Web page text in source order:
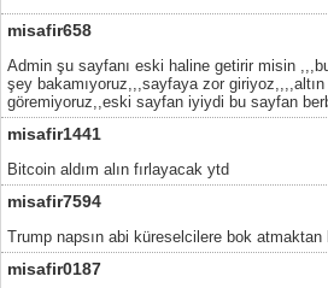
misafir658
Admin şu sayfanı eski haline getirir misin
şey bakamıyoruz,,,sayfaya zor giriyoz,,,,altın
göremiyoruz,,eski sayfan iyiydi bu sayfan
misafir1441
Bitcoin aldım alın fırlayacak ytd
misafir7594
Trump napsın abi küreselcilere bok
misafir0187